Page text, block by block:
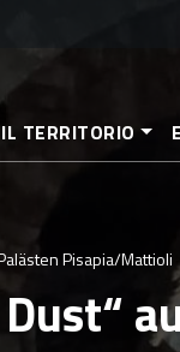
TERRITORIO
Pisapia/Mattioli